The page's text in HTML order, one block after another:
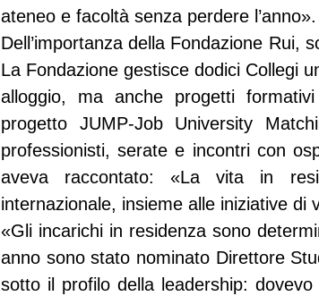
ateneo e facoltà senza perdere l’anno».
Dell’importanza della Fondazione Rui,
La Fondazione gestisce dodici Collegi
alloggio, ma anche progetti
progetto JUMP-Job University
professionisti, serate e incontri con
aveva raccontato: «La vita in
internazionale, insieme alle iniziative di
«Gli incarichi in residenza sono
anno sono stato nominato Direttore
sotto il profilo della leadership: